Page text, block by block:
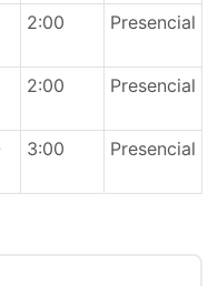
2:00 Presencial
2:00 Presencial
3:00 Presencial